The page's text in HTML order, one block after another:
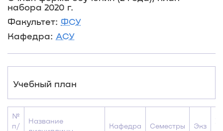
набора 2020 г.
Факультет: ФСУ
Кафедра: АСУ
Учебный план
№
п/
Название
Кафедра Семестры Экз